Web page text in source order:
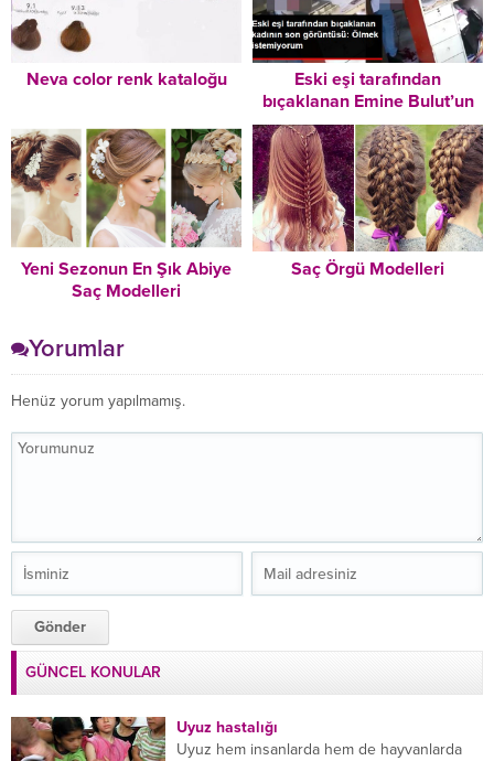
Neva color renk kataloğu
Eski eşi tarafından
bıçaklanan Emine Bulut’un
son görüntüsü ortaya çıktı:
Ölmek istemiyorum
Yeni Sezonun En Şık Abiye
Saç Modelleri
Saç Örgü Modelleri
Yorumlar
Henüz yorum yapılmamış.
GÜNCEL KONULAR
Uyuz hastalığı
Uyuz hem insanlarda hem de hayvanlarda